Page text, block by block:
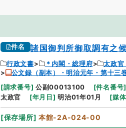
件名 諸国御判所御取調有之
行政文書 ＊内閣・総理府 太政官
公文録（副本）・明治元年・第十三
[請求番号] 公副00013100 [件名番号]
太政官
[年月日] 明治01年01月 [媒
[保存場所] 本館-2A-024-00